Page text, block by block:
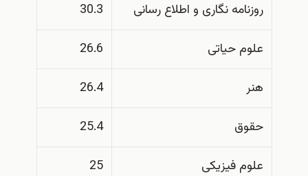
روزنامه نگاری و اطلاع رسانی 30.3
علوم حیاتی 26.6
هنر 26.4
حقوق 25.4
علوم فیزیکی 25